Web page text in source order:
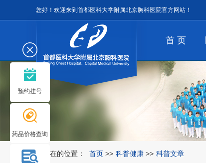
您好！欢迎来到首都医科大学附属北京胸科医院官方网站！
首 页
您所在的位置： 首页 >> 科普健康 >> 科普文章
预约挂号
药品价格查询